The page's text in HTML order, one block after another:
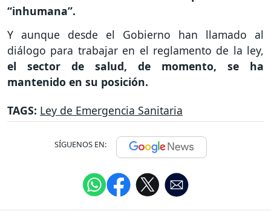
“inhumana”.
Y aunque desde el Gobierno han llamado al
diálogo para trabajar en el reglamento de la ley,
el sector de salud, de momento, se ha
mantenido en su posición.
TAGS: Ley de Emergencia Sanitaria
SÍGUENOS EN: